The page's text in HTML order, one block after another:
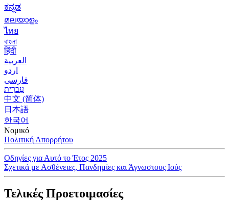
ಕನ್ನಡ
മലയാളം
ไทย
বাংলা
हिंदी
العربية
اردو
فارسی
עִברִית
中文 (简体)
日本語
한국어
Νομικό
Πολιτική Απορρήτου
Οδηγίες για Αυτό το Έτος 2025
Σχετικά με Ασθένειες, Πανδημίες και Άγνωστους Ιούς
Τελικές Προετοιμασίες